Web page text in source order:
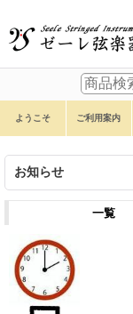
ようこそ ご利用案内
お知らせ
一覧